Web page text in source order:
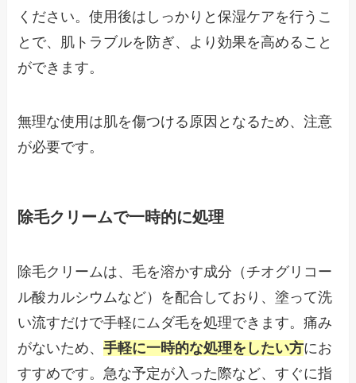
ください。使用後はしっかりと保湿ケアを行うこ
とで、肌トラブルを防ぎ、より効果を高めること
ができます。
無理な使用は肌を傷つける原因となるため、注意
が必要です。
除毛クリームで一時的に処理
除毛クリームは、毛を溶かす成分（チオグリコー
ル酸カルシウムなど）を配合しており、塗って洗
い流すだけで手軽にムダ毛を処理できます。痛み
がないため、手軽に一時的な処理をしたい方にお
すすめです。急な予定が入った際など、すぐに指